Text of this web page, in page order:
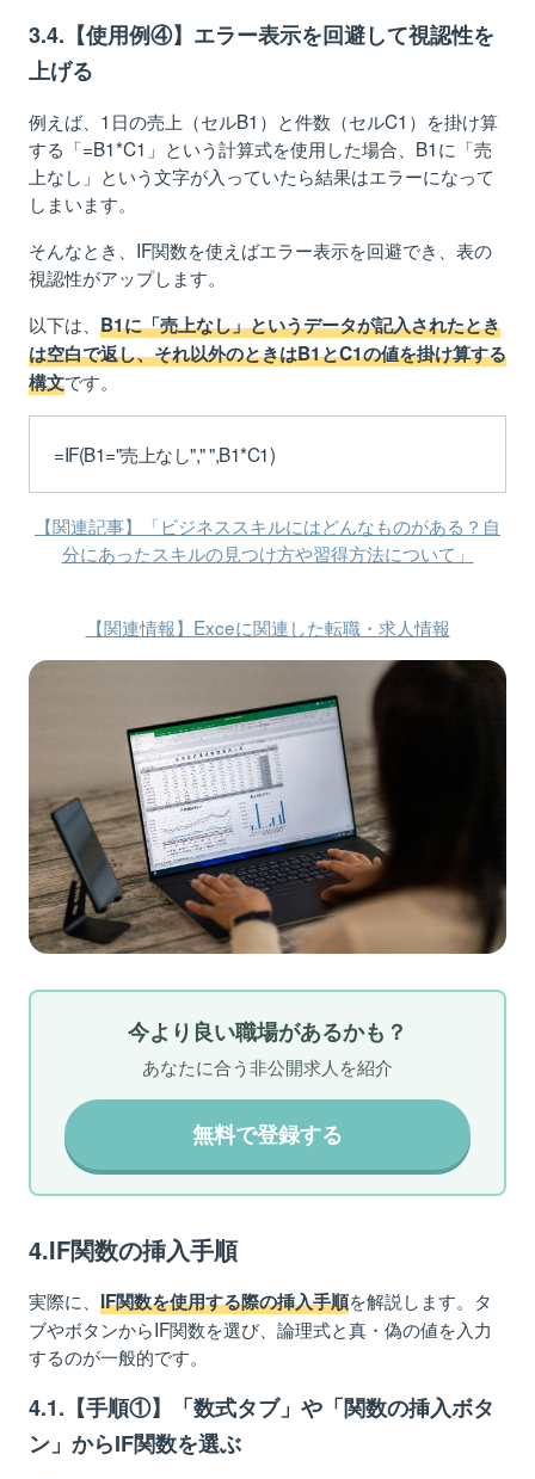
3.4.【使用例④】エラー表示を回避して視認性を
上げる
例えば、1日の売上（セルB1）と件数（セルC1）を掛け算
する「=B1*C1」という計算式を使用した場合、B1に「売
上なし」という文字が入っていたら結果はエラーになって
しまいます。
そんなとき、IF関数を使えばエラー表示を回避でき、表の
視認性がアップします。
以下は、 B1に「売上なし」というデータが記入されたとき
は空白で返し、それ以外のときはB1とC1の値を掛け算する
構文です。
=IF(B1="売上なし"," ",B1*C1)
【関連記事】「ビジネススキルにはどんなものがある？自
分にあったスキルの見つけ方や習得方法について」
【関連情報】Exceに関連した転職・求人情報
今より良い職場があるかも？
あなたに合う非公開求人を紹介
無料で登録する
4.IF関数の挿入手順
実際に、 IF関数を使用する際の挿入手順を解説します。タ
ブやボタンからIF関数を選び、論理式と真・偽の値を入力
するのが一般的です。
4.1.【手順①】「数式タブ」や「関数の挿入ボタ
ン」からIF関数を選ぶ